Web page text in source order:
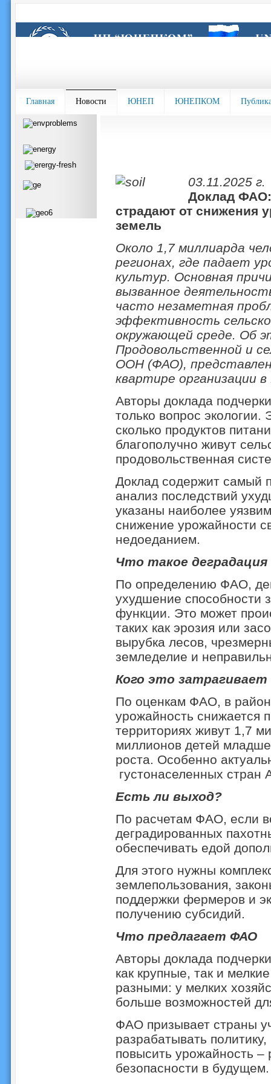
Главная Новости ЮНЕП ЮНЕПКОМ
03.11.2025 г.
Доклад
страдают от снижения
земель
Около 1,7 миллиарда
регионах, где падает
культур. Основная
вызванное
часто незаметная
эффективность
окружающей среде. Об
Продовольственной и
ООН (ФАО),
квартире организации
Авторы доклада
только вопрос
сколько продуктов
благополучно живут
продовольственная
Доклад содержит самый
анализ последствий
указаны наиболее
снижение урожайности
недоеданием.
Что такое деградация
По определению ФАО,
ухудшение способности
функции. Это может
таких как эрозия или
вырубка лесов,
земледелие и
Кого это затрагивает
По оценкам ФАО, в
урожайность снижается
территориях живут 1,7
миллионов детей
роста. Особенно
густонаселенных стран
Есть ли выход?
По расчетам ФАО, если
деградированных
обеспечивать едой
Для этого нужны
землепользования,
поддержки фермеров и
получению субсидий.
Что предлагает ФАО
Авторы доклада
как крупные, так и
разными: у мелких
больше возможностей
ФАО призывает страны
разрабатывать
повысить урожайность –
безопасности в будущем.